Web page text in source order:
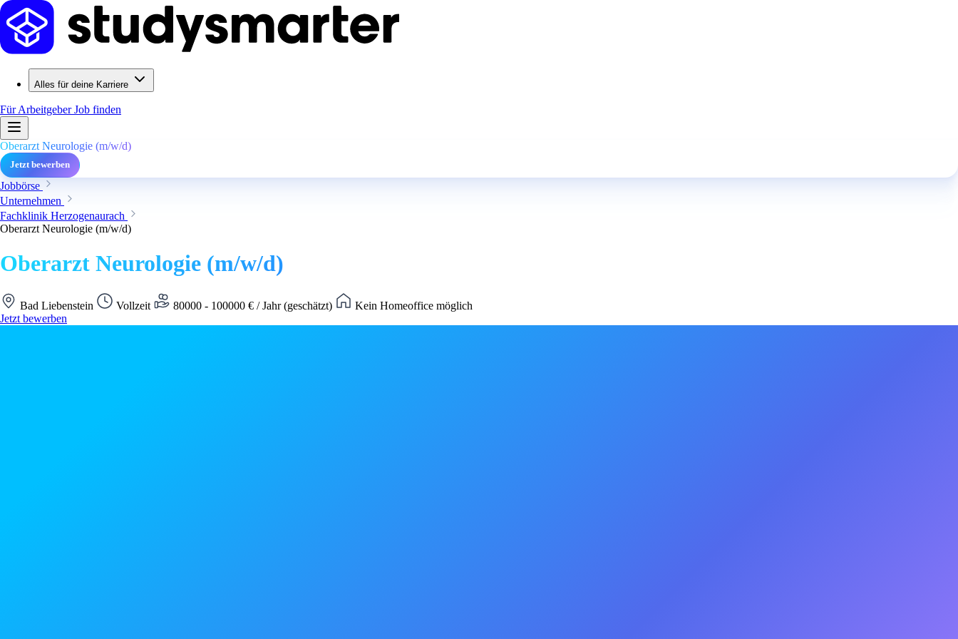
Alles für deine Karriere
Für ArbeitgeberJob finden
Oberarzt Neurologie (m/w/d)
Jetzt bewerben
Jobbörse
Unternehmen
Fachklinik Herzogenaurach
Oberarzt Neurologie (m/w/d)
Oberarzt Neurologie (m/w/d)
Bad Liebenstein Vollzeit 80000 - 100000 € / Jahr (geschätzt)
Kein Homeoffice möglich
Jetzt bewerben